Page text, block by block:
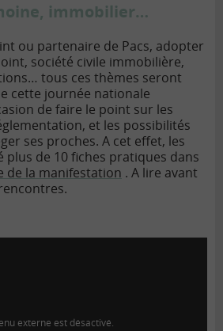
immobilier…
ou partenaire de Pacs, adopter
société civile immobilière,
tous ces thèmes seront
cette journée nationale
de faire le point sur les
et les possibilités
ses proches. A cet effet, les
de 10 fiches pratiques dans
de la manifestation . A lire avant
externe est désactivé.